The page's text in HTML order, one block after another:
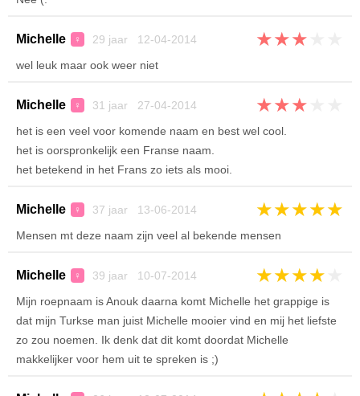
Michelle ♀ 29 jaar 12-04-2014 ★★★
wel leuk maar ook weer niet
Michelle ♀ 31 jaar 27-04-2014 ★★★
het is een veel voor komende naam en best wel cool.
het is oorspronkelijk een Franse naam.
het betekend in het Frans zo iets als mooi.
Michelle ♀ 37 jaar 13-06-2014 ★★★★★
Mensen mt deze naam zijn veel al bekende mensen
Michelle ♀ 39 jaar 10-07-2014 ★★★★
Mijn roepnaam is Anouk daarna komt Michelle het grappige is
dat mijn Turkse man juist Michelle mooier vind en mij het liefste
zo zou noemen. Ik denk dat dit komt doordat Michelle
makkelijker voor hem uit te spreken is ;)